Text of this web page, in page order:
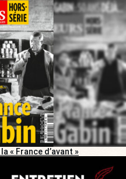
« France d’avant »